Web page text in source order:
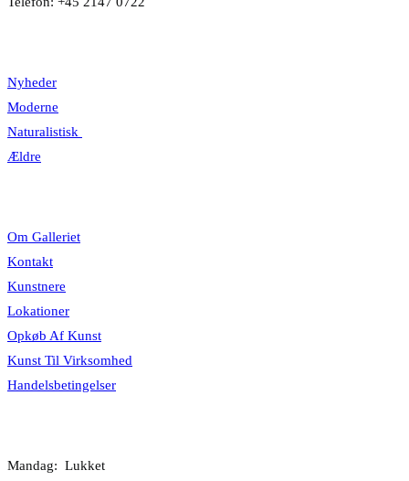
Nyheder
Moderne
Naturalistisk
Ældre
Om Galleriet
Kontakt
Kunstnere
Lokationer
Opkøb Af Kunst
Kunst Til Virksomhed
Handelsbetingelser
Mandag: Lukket